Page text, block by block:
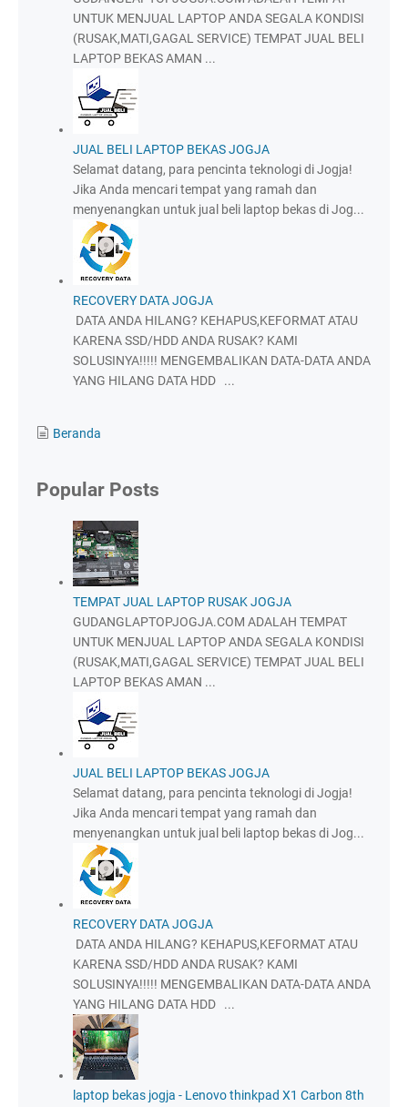
UNTUK MENJUAL LAPTOP ANDA SEGALA KONDISI
(RUSAK,MATI,GAGAL SERVICE) TEMPAT JUAL BELI
LAPTOP BEKAS AMAN ...
JUAL BELI LAPTOP BEKAS JOGJA
Selamat datang, para pencinta teknologi di Jogja!
Jika Anda mencari tempat yang ramah dan
menyenangkan untuk jual beli laptop bekas di Jog...
RECOVERY DATA JOGJA
DATA ANDA HILANG? KEHAPUS,KEFORMAT ATAU
KARENA SSD/HDD ANDA RUSAK? KAMI
SOLUSINYA!!!!! MENGEMBALIKAN DATA-DATA ANDA
YANG HILANG DATA HDD ...
Beranda
Popular Posts
TEMPAT JUAL LAPTOP RUSAK JOGJA
GUDANGLAPTOPJOGJA.COM ADALAH TEMPAT
UNTUK MENJUAL LAPTOP ANDA SEGALA KONDISI
(RUSAK,MATI,GAGAL SERVICE) TEMPAT JUAL BELI
LAPTOP BEKAS AMAN ...
JUAL BELI LAPTOP BEKAS JOGJA
Selamat datang, para pencinta teknologi di Jogja!
Jika Anda mencari tempat yang ramah dan
menyenangkan untuk jual beli laptop bekas di Jog...
RECOVERY DATA JOGJA
DATA ANDA HILANG? KEHAPUS,KEFORMAT ATAU
KARENA SSD/HDD ANDA RUSAK? KAMI
SOLUSINYA!!!!! MENGEMBALIKAN DATA-DATA ANDA
YANG HILANG DATA HDD ...
laptop bekas jogja - Lenovo thinkpad X1 Carbon 8th